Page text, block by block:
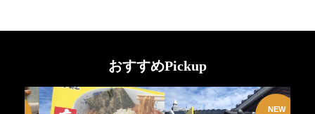
おすすめPickup
NEW